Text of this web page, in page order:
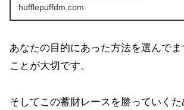
hufflepuffdm.com
あなたの目的にあった方法を選んで
ことが大切です。
そしてこの蓄財レースを勝っていく